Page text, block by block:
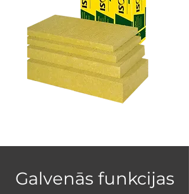
Galvenās funkcijas